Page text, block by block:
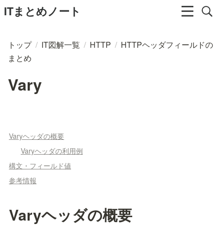
ITまとめノート
トップ / IT図解一覧 / HTTP / HTTPヘッダフィールドの
まとめ
Vary
Varyヘッダの概要
Varyヘッダの利用例
構文・フィールド値
参考情報
Varyヘッダの概要